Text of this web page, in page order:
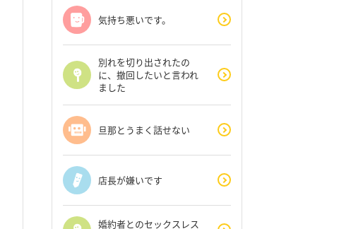
気持ち悪いです。
別れを切り出されたの
に、撤回したいと言われ
ました
旦那とうまく話せない
店長が嫌いです
婚約者とのセックスレス